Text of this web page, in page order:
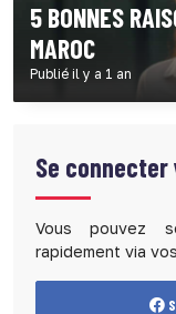
5 BONNES
MAROC
Publié il y a 1 an
Se
Vous pouvez
rapidement via